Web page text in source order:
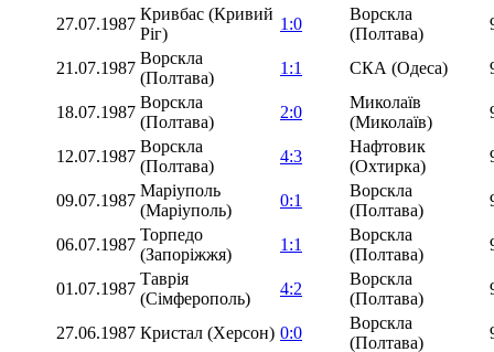
27.07.1987
Кривбас (Кривий
Ріг)
1:0
Ворскла
(Полтава)
21.07.1987
Ворскла
(Полтава)
1:1 СКА (Одеса)
18.07.1987
Ворскла
(Полтава)
2:0
Миколаїв
(Миколаїв)
12.07.1987
Ворскла
(Полтава)
4:3
Нафтовик
(Охтирка)
09.07.1987
Маріуполь
(Маріуполь)
0:1
Ворскла
(Полтава)
06.07.1987
Торпедо
(Запоріжжя)
1:1
Ворскла
(Полтава)
01.07.1987
Таврія
(Сімферополь)
4:2
Ворскла
(Полтава)
27.06.1987 Кристал (Херсон) 0:0
Ворскла
(Полтава)